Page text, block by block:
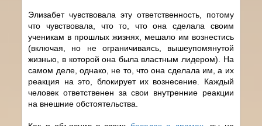
Элизабет чувствовала эту ответственность, потому
что чувствовала, что то, что она сделала своим
ученикам в прошлых жизнях, мешало им вознестись
(включая, но не ограничиваясь, вышеупомянутой
жизнью, в которой она была властным лидером). На
самом деле, однако, не то, что она сделала им, а их
реакция на это, блокирует их вознесение. Каждый
человек ответственен за свои внутренние реакции
на внешние обстоятельства.